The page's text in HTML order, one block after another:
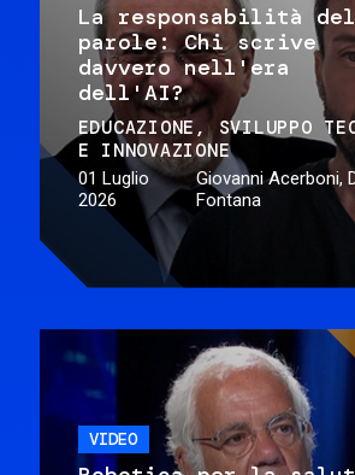
La responsabilità
parole: Chi scrive
davvero nell'era
dell'AI?
EDUCAZIONE
SVILUPPO
E INNOVAZIONE
01 Luglio
2026
Giovanni Acerboni,
Fontana
VIDEO